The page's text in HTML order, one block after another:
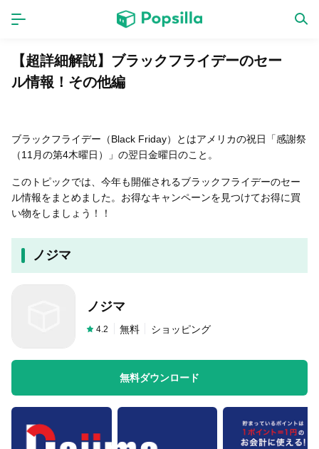
ホーム アプリ
ゲーム
LINE無料スタンプ
数独無料ゲーム
無料はがきダウンロード
【超詳細解説】ブラックフライデーのセー
ル情報！その他編
ブラックフライデー（Black Friday）とはアメリカの祝日「感謝祭
（11月の第4木曜日）」の翌日金曜日のこと。
このトピックでは、今年も開催されるブラックフライデーのセー
ル情報をまとめました。お得なキャンペーンを見つけてお得に買
い物をしましょう！！
ノジマ
ノジマ
4.2 無料 ショッピング
無料ダウンロード